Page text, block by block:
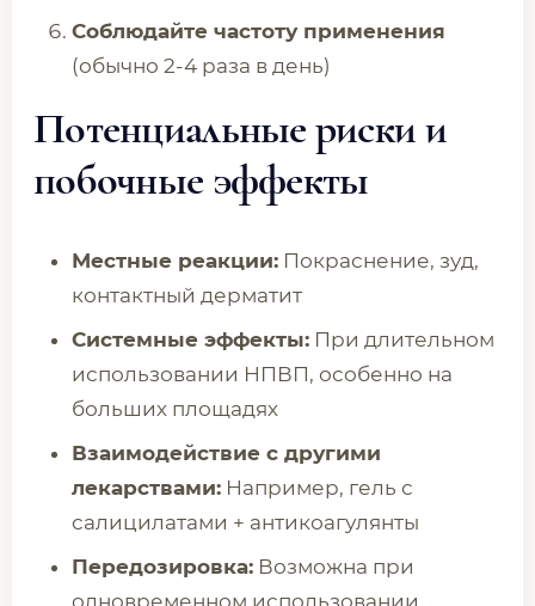
Соблюдайте частоту применения
(обычно 2-4 раза в день)
Потенциальные риски и
побочные эффекты
Местные реакции: Покраснение, зуд,
контактный дерматит
Системные эффекты: При длительном
использовании НПВП, особенно на
больших площадях
Взаимодействие с другими
лекарствами: Например, гель с
салицилатами + антикоагулянты
Передозировка: Возможна при
одновременном использовании